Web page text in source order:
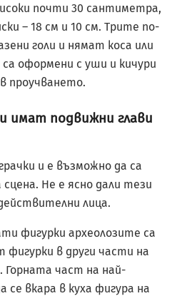
почти 30 сантиметра,
– 18 см и 10 см. Трите по-
голи и нямат коса или
оформени с уши и кичури
проучването.
имат подвижни глави
и е възможно да са
Не е ясно дали тези
лица.
фигурки археолозите са
в други части на
част на най-
вкара в куха фигура на